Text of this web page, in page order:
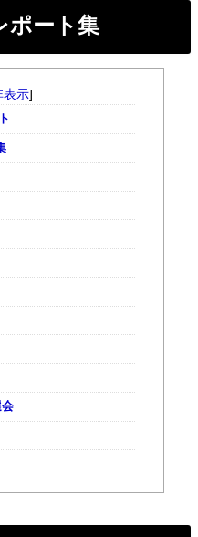
ポート集
表示]